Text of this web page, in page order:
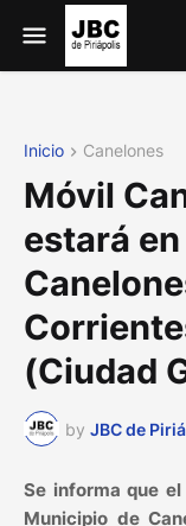
Inicio Canelones
Móvil
estará
(Ciudad
by JBC de
Se informa que
Municipio de